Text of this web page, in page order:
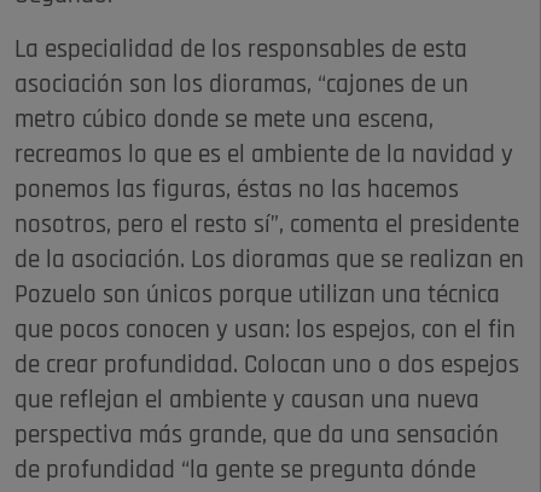
La especialidad de los responsables de esta
asociación son los dioramas, “cajones de un
metro cúbico donde se mete una escena,
recreamos lo que es el ambiente de la navidad y
ponemos las figuras, éstas no las hacemos
nosotros, pero el resto sí”, comenta el presidente
de la asociación. Los dioramas que se realizan en
Pozuelo son únicos porque utilizan una técnica
que pocos conocen y usan: los espejos, con el fin
de crear profundidad. Colocan uno o dos espejos
que reflejan el ambiente y causan una nueva
perspectiva más grande, que da una sensación
de profundidad “la gente se pregunta dónde